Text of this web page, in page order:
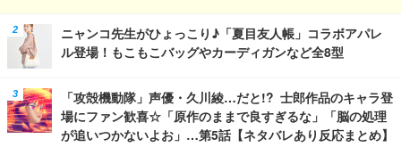
ニャンコ先生がひょっこり♪「夏目友人帳」コラボアパレ
ル登場！もこもこバッグやカーディガンなど全8型
「攻殻機動隊」声優・久川綾…だと!? 士郎作品のキャラ登
場にファン歓喜☆「原作のままで良すぎるな」「脳の処理
が追いつかないよお」…第5話【ネタバレあり反応まとめ】